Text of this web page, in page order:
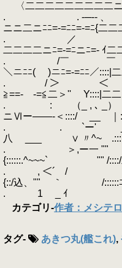
〈二二二二二二二二二ニ
. . -─‐- 、
ニニ二ニﾆﾆ=-=ﾆﾆ=-=ﾆ{二二
. ／ ＼
二二二二ニﾆ=-=ﾆニﾆ=- ｲ二
. /￣ ￣
＼ニﾆﾆ( )ニﾆ=-=ﾆﾆ／::::|
. / ＞ ＜ ﾊ
≧==- -=≦二＞'' Y::::|二二
. : （_ , ､
ニⅥー――‐＜::::/ __ ｜
. ゝ. `ー' _
八 ___ ∨ 〃^~ .::::::
. ＞,ー一
{::::::.^~~~` "" /::::/
. , ＜´
{::/込、"" ｀ /::::::ﾆ
. 1 _
カテゴリ-作者：メシテ
タグ- あきつ丸(艦これ),